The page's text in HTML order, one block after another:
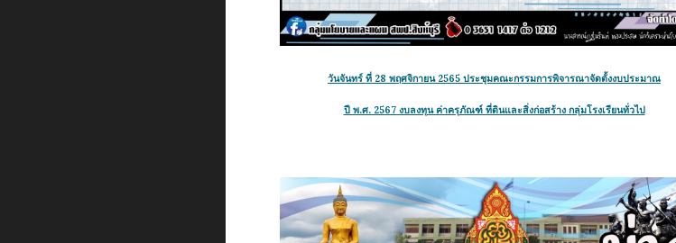
วันจันทร์ ที่ 28 พฤศจิกายน 2565 ประชุมคณะกรรมการพิจารณาจัดตั้งงบประมาณ
ปี พ.ศ. 2567 งบลงทุน ค่าครุภัณฑ์ ที่ดินและสิ่งก่อสร้าง กลุ่มโรงเรียนทั่วไป